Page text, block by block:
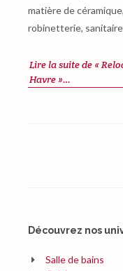
matière de
robinetterie,
Lire la suite de «
Havre »…
Découvrez nos
Salle de bains